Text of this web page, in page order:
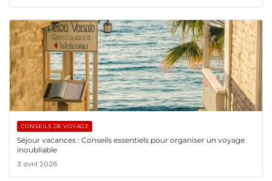
CONSEILS DE VOYAGE
Séjour vacances : Conseils essentiels pour organiser un voyage
inoubliable
3 avril 2026